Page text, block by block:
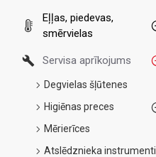
Eļļas, piedevas,
smērvielas
Servisa aprīkojums
Degvielas šļūtenes
Higiēnas preces
Mērierīces
Atslēdznieka instrumenti